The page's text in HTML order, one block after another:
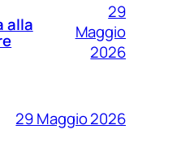
alla
29
Maggio
2026
29 Maggio 2026